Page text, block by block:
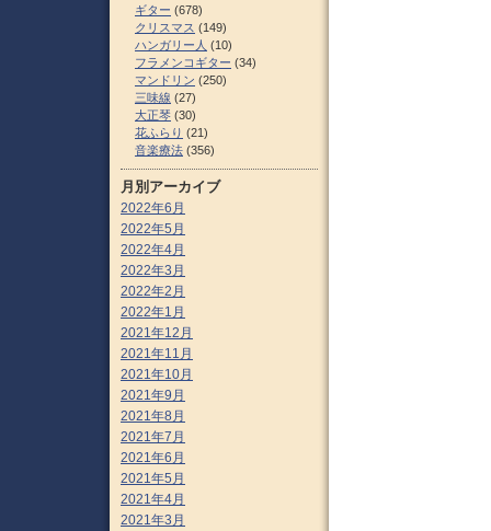
ギター (678)
クリスマス (149)
ハンガリー人 (10)
フラメンコギター (34)
マンドリン (250)
三味線 (27)
大正琴 (30)
花ふらり (21)
音楽療法 (356)
月別アーカイブ
2022年6月
2022年5月
2022年4月
2022年3月
2022年2月
2022年1月
2021年12月
2021年11月
2021年10月
2021年9月
2021年8月
2021年7月
2021年6月
2021年5月
2021年4月
2021年3月